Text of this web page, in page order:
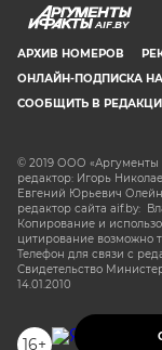
AIF.BY
АРХИВ НОМЕРОВ
ОНЛАЙН-ПОДПИСКА
СООБЩИТЬ В
© 2019 ООО «Аргументы
редактор: Игорь
Евгений Юрьевич
редактор сайта aif.by:
Копирование и
цитирование возможно
Телефон для связи с
Свидетельство
14.01.2010
16+